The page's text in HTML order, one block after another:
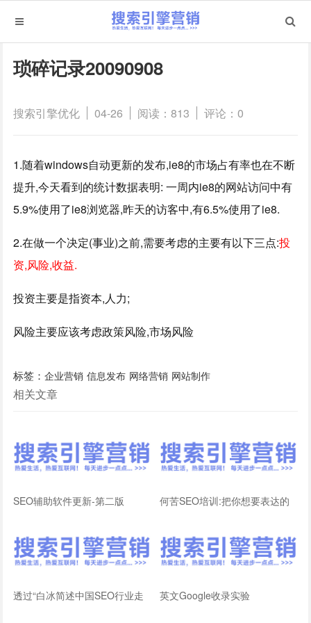
琐碎记录20090908
搜索引擎优化 04-26 阅读：813 评论：0
1.随着windows自动更新的发布,ie8的市场占有率也在不断
提升,今天看到的统计数据表明: 一周内ie8的网站访问中有
5.9%使用了ie8浏览器,昨天的访客中,有6.5%使用了ie8.
2.在做一个决定(事业)之前,需要考虑的主要有以下三点:投
资,风险,收益.
投资主要是指资本,人力;
风险主要应该考虑政策风险,市场风险
标签：企业营销 信息发布 网络营销 网站制作
相关文章
SEO辅助软件更新-第二版
何苦SEO培训:把你想要表达的
透过“白冰简述中国SEO行业走
英文Google收录实验